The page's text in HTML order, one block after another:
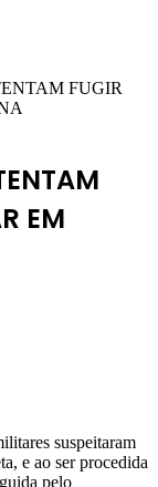
FUGIR
EM
suspeitaram
e ao ser procedida
pelo